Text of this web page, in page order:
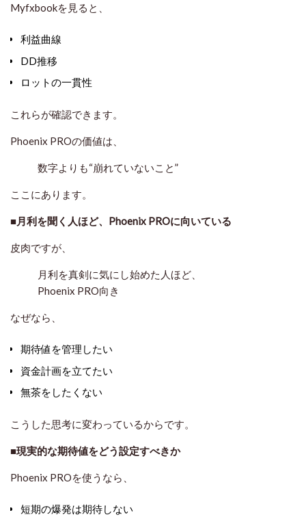
Myfxbookを見ると、
利益曲線
DD推移
ロットの一貫性
これらが確認できます。
Phoenix PROの価値は、
数字よりも“崩れていないこと”
ここにあります。
■月利を聞く人ほど、Phoenix PROに向いている
皮肉ですが、
月利を真剣に気にし始めた人ほど、
Phoenix PRO向き
なぜなら、
期待値を管理したい
資金計画を立てたい
無茶をしたくない
こうした思考に変わっているからです。
■現実的な期待値をどう設定すべきか
Phoenix PROを使うなら、
短期の爆発は期待しない